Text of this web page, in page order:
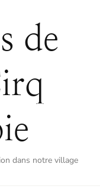
de
dans notre village